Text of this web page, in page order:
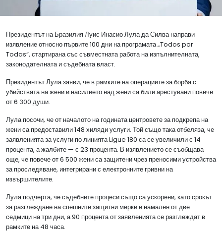
Президентът на Бразилия Луис Инасио Лула да Силва направи
изявление относно първите 100 дни на програмата „Todos por
Todas“, стартирана със съвместната работа на изпълнителната,
законодателната и съдебната власт.
Президентът Лула заяви, че в рамките на операциите за борба с
убийствата на жени и насилието над жени са били арестувани повече
от 6 300 души.
Лула посочи, че от началото на годината центровете за подкрепа на
жени са предоставили 148 хиляди услуги. Той също така отбеляза, че
заявленията за услуги по линията Ligue 180 са се увеличили с 14
процента, а жалбите — с 23 процента. В изявлението се съобщава
още, че повече от 6 500 жени са защитени чрез преносими устройства
за проследяване, интегрирани с електронните гривни на
извършителите.
Лула подчерта, че съдебните процеси също са ускорени, като срокът
за разглеждане на спешните защитни мерки е намален от две
седмици на три дни, а 90 процента от заявленията се разглеждат в
рамките на 48 часа.